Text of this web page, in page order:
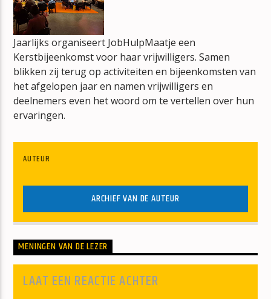
mz-radio
Jaarlijks organiseert JobHulpMaatje een
Kerstbijeenkomst voor haar vrijwilligers. Samen
blikken zij terug op activiteiten en bijeenkomsten van
het afgelopen jaar en namen vrijwilligers en
deelnemers even het woord om te vertellen over hun
ervaringen.
AUTEUR
ARCHIEF VAN DE AUTEUR
MENINGEN VAN DE LEZER
LAAT EEN REACTIE ACHTER